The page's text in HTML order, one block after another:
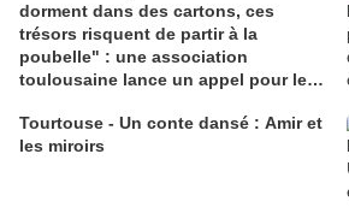
dorment dans des cartons, ces
trésors risquent de partir à la
poubelle" : une association
toulousaine lance un appel pour les
Tourtouse - Un conte dansé : Amir et
les miroirs